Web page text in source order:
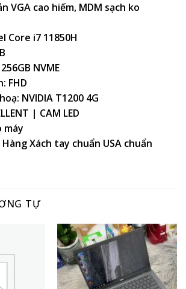
VGA cao hiếm, MDM sạch ko
Core i7 11850H
NVME
FHD
NVIDIA T1200 4G
| CAM LED
máy
Xách tay chuẩn USA chuẩn
TỰ